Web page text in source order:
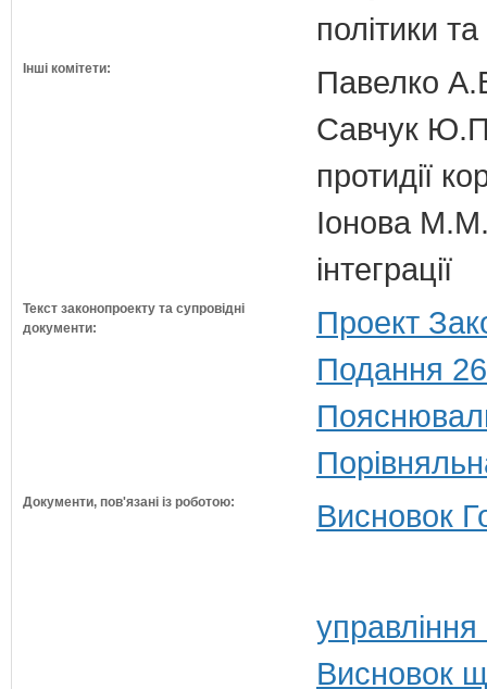
політики
Інші комітети:
Павелко
Савчук Ю.П.
протидії
Іонова М.М.
інтеграції
Текст законопроекту та супровідні
документи:
Проект
Подання
Документи, пов'язані із роботою: Висновок
Висновок